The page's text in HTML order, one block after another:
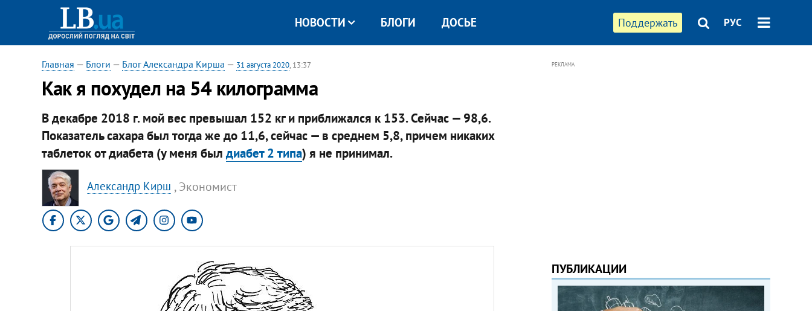
Поддержать РУС
НОВОСТИ БЛОГИ ДОСЬЕ
Главная — Блоги — Блог Александра Кирша — 31 августа 2020, 13:37
Как я похудел на 54 килограмма
В декабре 2018 г. мой вес превышал 152 кг и приближался к 153. Сейчас — 98,6.
Показатель сахара был тогда же до 11,6, сейчас — в среднем 5,8, причем никаких
таблеток от диабета (у меня был диабет 2 типа) я не принимал.
Александр Кирш , Экономист
РЕКЛАМА
ПУБЛИКАЦИИ